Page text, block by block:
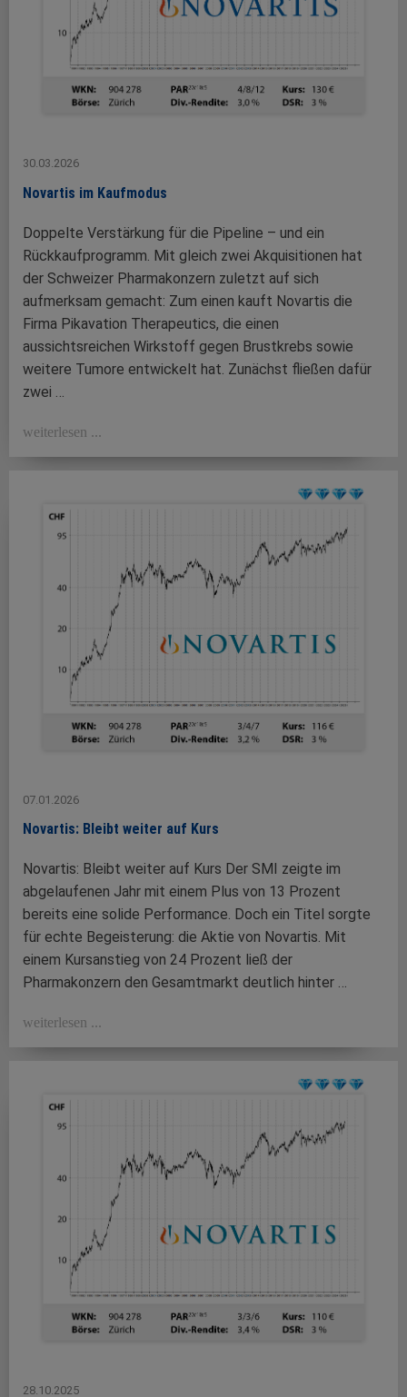
30.03.2026
Novartis im Kaufmodus
Doppelte Verstärkung für die Pipeline – und ein
Rückkaufprogramm. Mit gleich zwei Akquisitionen hat
der Schweizer Pharmakonzern zuletzt auf sich
aufmerksam gemacht: Zum einen kauft Novartis die
Firma Pikavation Therapeutics, die einen
aussichtsreichen Wirkstoff gegen Brustkrebs sowie
weitere Tumore entwickelt hat. Zunächst fließen dafür
zwei …
weiterlesen ...
07.01.2026
Novartis: Bleibt weiter auf Kurs
Novartis: Bleibt weiter auf Kurs Der SMI zeigte im
abgelaufenen Jahr mit einem Plus von 13 Prozent
bereits eine solide Performance. Doch ein Titel sorgte
für echte Begeisterung: die Aktie von Novartis. Mit
einem Kursanstieg von 24 Prozent ließ der
Pharmakonzern den Gesamtmarkt deutlich hinter …
weiterlesen ...
28.10.2025